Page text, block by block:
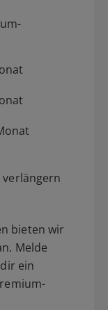
bieten wir
Melde
ein